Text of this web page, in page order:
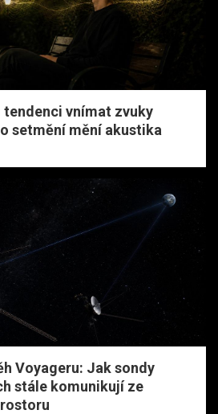
tendenci vnímat zvuky
setmění mění akustika
Voyageru: Jak sondy
stále komunikují ze